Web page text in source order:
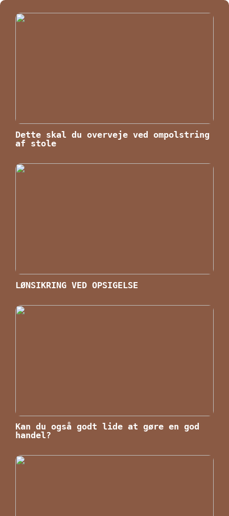
Dette skal du overveje ved ompolstring
af stole
LØNSIKRING VED OPSIGELSE
Kan du også godt lide at gøre en god
handel?